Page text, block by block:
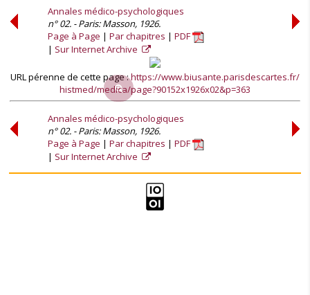
Annales médico-psychologiques
n° 02. - Paris: Masson, 1926.
Page à Page
Par chapitres
PDF
Sur Internet Archive
URL pérenne de cette page :https://www.biusante.parisdescartes.fr/
histmed/medica/page?90152x1926x02&p=363
Annales médico-psychologiques
n° 02. - Paris: Masson, 1926.
Page à Page
Par chapitres
PDF
Sur Internet Archive